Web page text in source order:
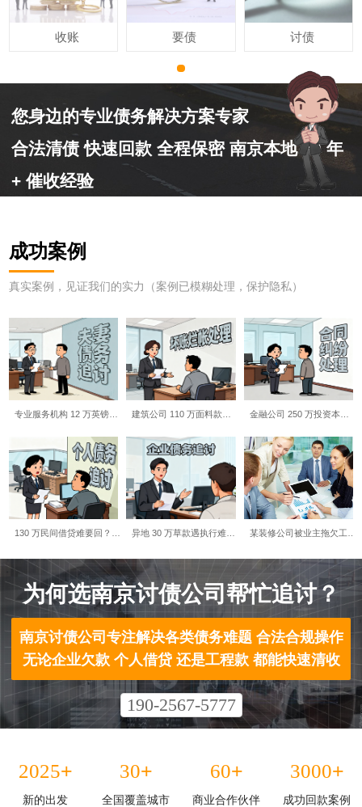
收账 要债 讨债
您身边的专业债务解决方案专家
合法清债 快速回款 全程保密 南京本地 10 年
+ 催收经验
成功案例
真实案例，见证我们的实力（案例已模糊处理，保护隐私）
专业服务机构 12 万英镑…
130 万民间借贷难要回？…
建筑公司 110 万面料款…
异地 30 万草款遇执行难…
金融公司 250 万投资本…
某装修公司被业主拖欠工…
为何选南京讨债公司帮忙追讨？​
南京讨债公司专注解决各类债务难题 合法合规操作
无论企业欠款 个人借贷 还是工程款 都能快速清收
190-2567-5777
2025+
新的出发
30+
全国覆盖城市
60+
商业合作伙伴
3000+
成功回款案例